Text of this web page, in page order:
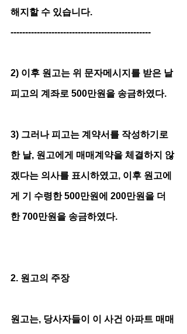
해지할 수 있습니다.
------------------------------------------------
2) 이후 원고는 위 문자메시지를 받은 날
피고의 계좌로 500만원을 송금하였다.
3) 그러나 피고는 계약서를 작성하기로
한 날, 원고에게 매매계약을 체결하지 않
겠다는 의사를 표시하였고, 이후 원고에
게 기 수령한 500만원에 200만원을 더
한 700만원을 송금하였다.
2. 원고의 주장
원고는, 당사자들이 이 사건 아파트 매매